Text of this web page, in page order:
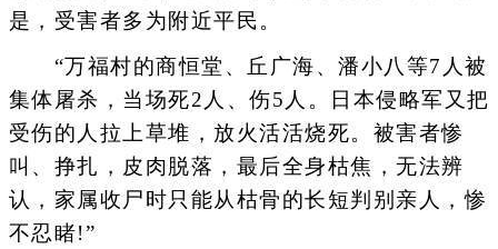
是，受害者多为附近平民。
“万福村的商恒堂、丘广海、潘小八等7人被
集体屠杀，当场死2人、伤5人。日本侵略军又把
受伤的人拉上草堆，放火活活烧死。被害者惨
叫、挣扎，皮肉脱落，最后全身枯焦，无法辨
认，家属收尸时只能从枯骨的长短判别亲人，惨
不忍睹!”